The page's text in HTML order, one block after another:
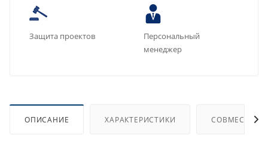
Защита проектов
Персональный
менеджер
ОПИСАНИЕ ХАРАКТЕРИСТИКИ